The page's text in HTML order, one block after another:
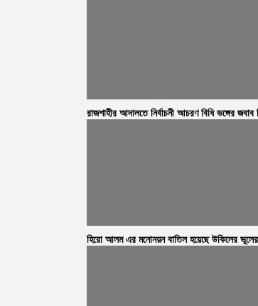
রাজশাহীর আদালতে নির্বাচনী আচরণ বিধি ভঙ্গের জবাব
হিরো আলম এর মনোনয়ন বাতিল হয়েছে উকিলের